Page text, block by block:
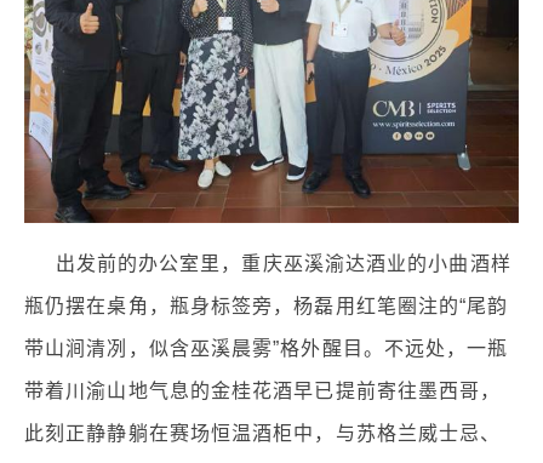
出发前的办公室里，重庆巫溪渝达酒业的小曲酒样
瓶仍摆在桌角，瓶身标签旁，杨磊用红笔圈注的“尾韵
带山涧清冽，似含巫溪晨雾”格外醒目。不远处，一瓶
带着川渝山地气息的金桂花酒早已提前寄往墨西哥，
此刻正静静躺在赛场恒温酒柜中，与苏格兰威士忌、